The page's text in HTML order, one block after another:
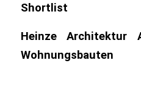
Shortlist
Heinze Architektur
Wohnungsbauten